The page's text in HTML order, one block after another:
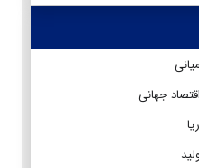
جهانی